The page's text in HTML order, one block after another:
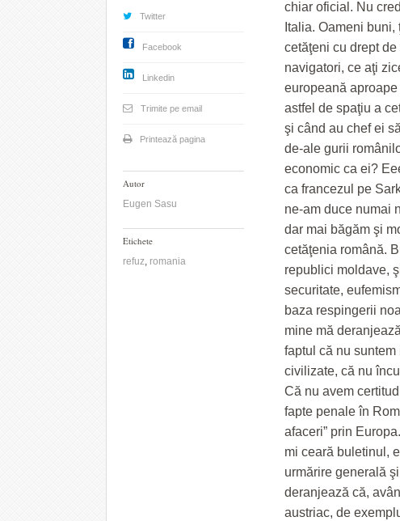
chiar oficial. Nu
Italia. Oameni
cetăţeni cu drept
navigatori, ce aţi
europeană
astfel de spaţiu a
şi când au chef ei
de-ale gurii
economic ca ei?
ca francezul pe
ne-am duce numai
dar mai băgăm şi
cetăţenia română.
republici moldave,
securitate,
baza respingerii
mine mă
faptul că nu
civilizate, că nu
Că nu avem
fapte penale în
afaceri” prin
mi ceară buletinul,
urmărire generală
deranjează că,
austriac, de
Twitter
Facebook
Linkedin
Trimite pe email
Printează pagina
Autor
Eugen Sasu
Etichete
refuz, romania